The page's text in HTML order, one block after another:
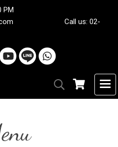
PM
Call us: 02-